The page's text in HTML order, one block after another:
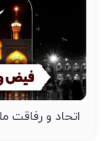
اتحاد و رفاقت